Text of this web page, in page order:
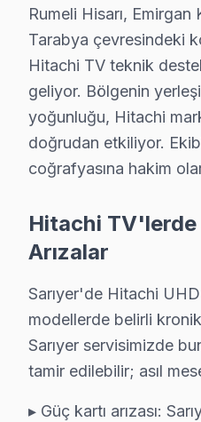
▸ Güç kartı arızası:
▸ Panel sorunu:
▸ T-Con kart: BGA
▸ Ses sistemi:
Sarıyer'de hangi
Sarıyer Hitachi TV
Hitachi panel'niz sorun
söz konusu model Smart
Ekranda yatay veya
Sarıyer'de Hitachi
Rumeli Hisarı, Emirgan
Tarabya çevresindeki
Hitachi TV teknik
geliyor. Bölgenin
yoğunluğu, Hitachi
doğrudan etkiliyor.
coğrafyasına hakim
Hitachi TV'lerde
Arızalar
Sarıyer'de Hitachi
modellerde belirli
Sarıyer servisimizde
tamir edilebilir; asıl
▸ Güç kartı arızası: